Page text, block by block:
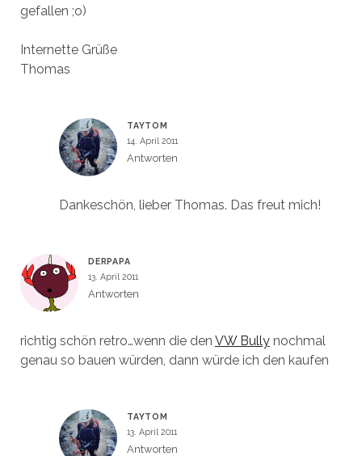
gefallen ;o)
Internette Grüße
Thomas
TAYTOM
14. April 2011
Antworten
Dankeschön, lieber Thomas. Das freut mich!
DERPAPA
13. April 2011
Antworten
richtig schön retro…wenn die den VW Bullynochmal
genau so bauen würden, dann würde ich den kaufen
TAYTOM
13. April 2011
Antworten